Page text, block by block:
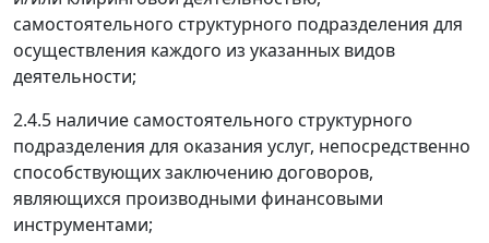
самостоятельного структурного подразделения для
осуществления каждого из указанных видов
деятельности;
2.4.5 наличие самостоятельного структурного
подразделения для оказания услуг, непосредственно
способствующих заключению договоров,
являющихся производными финансовыми
инструментами;